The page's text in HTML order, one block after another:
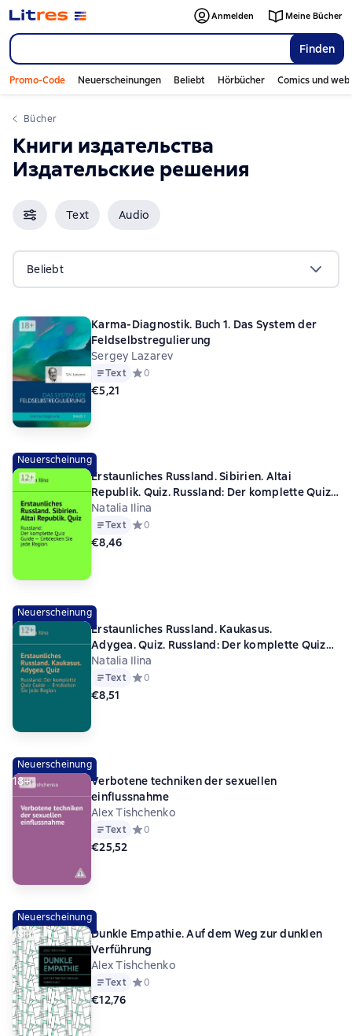
Finden
Anmelden Meine Bücher
Promo-Code Neuerscheinungen Beliebt Hörbücher Comics und
Bücher
Книги издательства
Издательские решения
Text Audio
Beliebt
Karma-Diagnostik. Buch 1. Das System der
Feldselbstregulierung
Sergey Lazarev
Text Средний рейтинг 0 на основе 0 оценок
0
€5,21
Neuerscheinung
Erstaunliches Russland. Sibirien. Altai
Republik. Quiz. Russland: Der komplette Quiz
Guide — Entdecken Sie jede Region
Natalia Ilina
Text Средний рейтинг 0 на основе 0 оценок
0
€8,46
Neuerscheinung
Erstaunliches Russland. Kaukasus.
Adygea. Quiz. Russland: Der komplette Quiz
Guide — Entdecken Sie jede Region
Natalia Ilina
Text Средний рейтинг 0 на основе 0 оценок
0
€8,51
Neuerscheinung
18+
Verbotene techniken der sexuellen
einflussnahme
Alex Tishchenko
Text Средний рейтинг 0 на основе 0 оценок
0
€25,52
Neuerscheinung
18+
Dunkle Empathie. Auf dem Weg zur dunklen
Verführung
Alex Tishchenko
Text Средний рейтинг 0 на основе 0 оценок
0
€12,76